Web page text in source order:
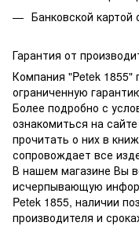
Банковской картой
Гарантия от
Компания "Petek 1855"
ограниченную
Более подробно с
ознакомиться на
прочитать о них в
сопровождает все
В нашем магазине Вы
исчерпывающую
Petek 1855, наличии
производителя и